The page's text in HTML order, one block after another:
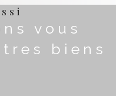
vous
biens